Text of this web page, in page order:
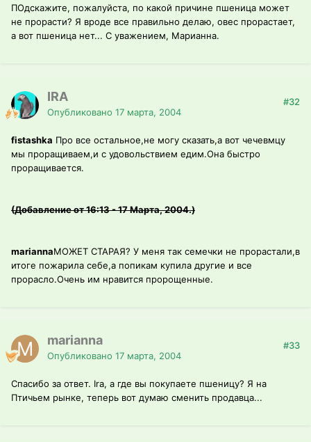
ПОдскажите, пожалуйста, по какой причине пшеница может
не прорасти? Я вроде все правильно делаю, овес прорастает,
а вот пшеница нет... С уважением, Марианна.
IRA
Опубликовано 17 марта, 2004
#32
fistashka Про все остальное,не могу сказать,а вот чечевмцу
мы проращиваем,и с удовольствием едим.Она быстро
проращивается.
(Добавление от 16:13 - 17 Марта, 2004.)
mariannaМОЖЕТ СТАРАЯ? У меня так семечки не прорастали,в
итоге пожарила себе,а попикам купила другие и все
прорасло.Очень им нравится пророщенные.
marianna
Опубликовано 17 марта, 2004
#33
Спасибо за ответ. Ira, а где вы покупаете пшеницу? Я на
Птичьем рынке, теперь вот думаю сменить продавца...